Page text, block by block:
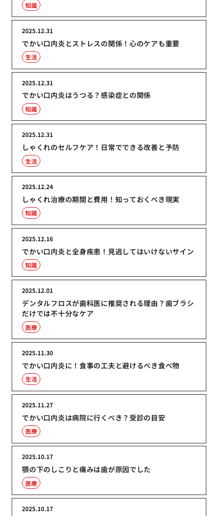
知識
でかい口内炎とストレスの関係！心のケアも重要
2025.12.31
生活
でかい口内炎はうつる？感染症との関係
2025.12.31
知識
しゃくれのセルフケア！日常でできる改善と予防
2025.12.31
生活
しゃくれ治療の期間と費用！知っておくべき現実
2025.12.24
知識
でかい口内炎と全身疾患！見逃してはいけないサイン
2025.12.16
知識
デンタルフロスが歯科医に推奨される理由？歯ブラシ
だけでは不十分なケア
2025.12.01
医療
でかい口内炎に！食事の工夫と避けるべき食べ物
2025.11.30
生活
でかい口内炎は病院に行くべき？受診の目安
2025.11.27
医療
顎の下のしこりと痛みは歯が原因でした
2025.10.17
医療
2025.10.17